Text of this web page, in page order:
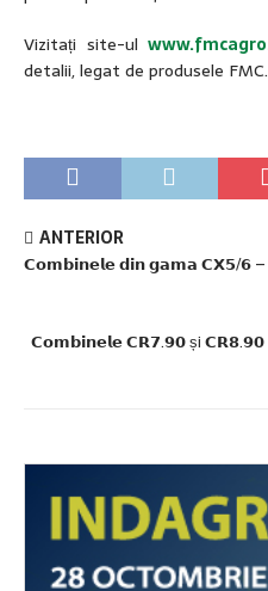
Vizitați site-ul
detalii, legat de produsele FMC.
ANTERIOR
𝗖𝗼𝗺𝗯𝗶𝗻𝗲𝗹𝗲 𝗱𝗶𝗻 𝗴𝗮𝗺𝗮 𝗖𝗫𝟱/𝟲 –
𝗖𝗼𝗺𝗯𝗶𝗻𝗲𝗹𝗲 𝗖𝗥𝟳.𝟵𝟬 și 𝗖𝗥𝟴.𝟵𝟬